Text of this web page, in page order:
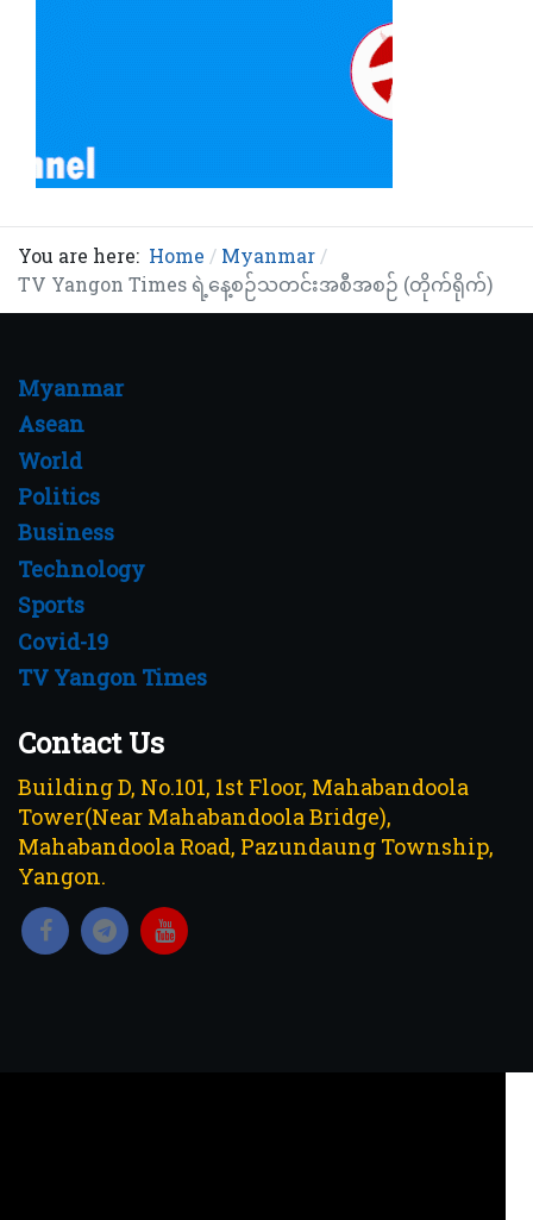
You are here: Home
Myanmar
TV Yangon Times ရဲ့နေ့စဉ်သတင်းအစီအစဉ် (တိုက်ရိုက်)
Myanmar
Asean
World
Politics
Business
Technology
Sports
Covid-19
TV Yangon Times
Contact Us
Building D, No.101, 1st Floor, Mahabandoola
Tower(Near Mahabandoola Bridge),
Mahabandoola Road, Pazundaung Township,
Yangon.